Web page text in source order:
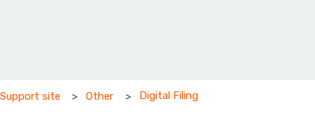
Support site Other Digital Filing